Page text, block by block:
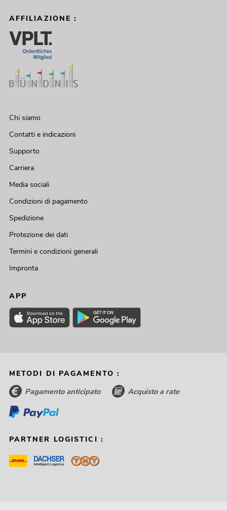
AFFILIAZIONE :
Chi siamo
Contatti e indicazioni
Supporto
Carriera
Media sociali
Condizioni di pagamento
Spedizione
Protezione dei dati
Termini e condizioni generali
Impronta
APP
METODI DI PAGAMENTO :
Pagamento anticipato Acquisto a rate
PARTNER LOGISTICI :